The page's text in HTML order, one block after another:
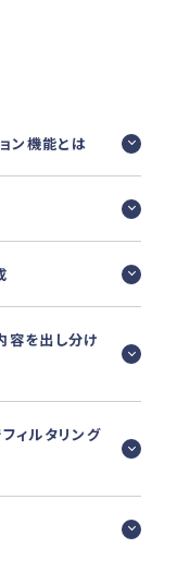
ン機能とは
容を出し分け
ィルタリング